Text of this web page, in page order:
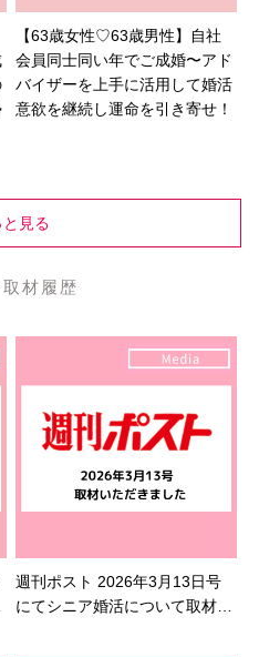
【63歳女性♡63歳男性】自社
会員同士同い年でご成婚〜アド
バイザーを上手に活用して婚活
意欲を継続し運命を引き寄せ！
と見る
材履歴
週刊ポスト 2026年3月13日号
にてシニア婚活について取材を